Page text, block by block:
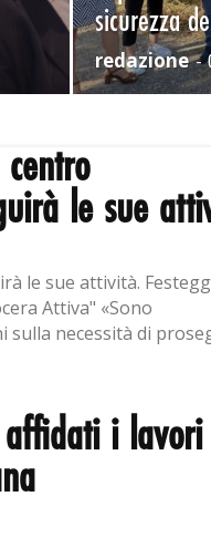
sicurezza
redazione -
le sue
le sue attività.
Attiva" «Sono
sulla necessità di
affidati i